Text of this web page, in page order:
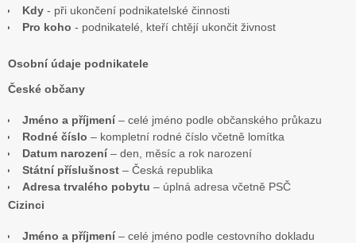
Kdy - při ukončení podnikatelské činnosti
Pro koho - podnikatelé, kteří chtějí ukončit živnost
Osobní údaje podnikatele
České občany
Jméno a příjmení– celé jméno podle občanského průkazu
Rodné číslo – kompletní rodné číslo včetně lomítka
Datum narození– den, měsíc a rok narození
Státní příslušnost – Česká republika
Adresa trvalého pobytu – úplná adresa včetně PSČ
Cizinci
Jméno a příjmení– celé jméno podle cestovního dokladu